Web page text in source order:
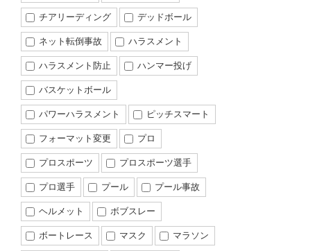
チアリーディング
デッドボール
ネット転倒事故
ハラスメント
ハラスメント防止
ハンマー投げ
バスケットボール
パワーハラスメント
ピッチスマート
フォーマット変更
プロ
プロスポーツ
プロスポーツ選手
プロ選手
プール
プール事故
ヘルメット
ボブスレー
ボートレース
マスク
マラソン